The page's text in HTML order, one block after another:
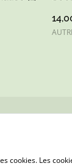
cookies. Les